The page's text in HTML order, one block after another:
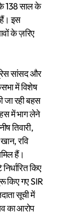
138 साल के
इस
के ज़रिए
सांसद और
में विशेष
रही बहस
में भाग लेने
तिवारी,
रवि
हैं।
किए
किए गए SIR
सूची में
का आरोप